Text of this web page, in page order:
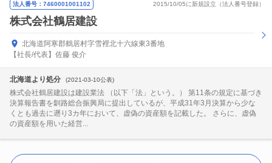
法人番号：7460001001102 2015/10/05に新規設立（法人番号登録）
株式会社鶴居建設
北海道阿寒郡鶴居村字雪裡北十六線東3番地
【社長/代表】佐藤 俊介
北海道より処分 (2021-03-10公表)
株式会社鶴居建設は建設業法 （以下「法」という。） 第11条の規定に基づき
決算報告書を釧路総合振興局に提出しているが、平成31年3月決算から少な
くとも過去に遡り3カ年において、虚偽の資産額を記載した。 さらに、虚偽
の資産額を用いた経営...